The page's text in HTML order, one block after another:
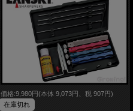
価格:9,980円(本体 9,073円、税 907円)
在庫切れ